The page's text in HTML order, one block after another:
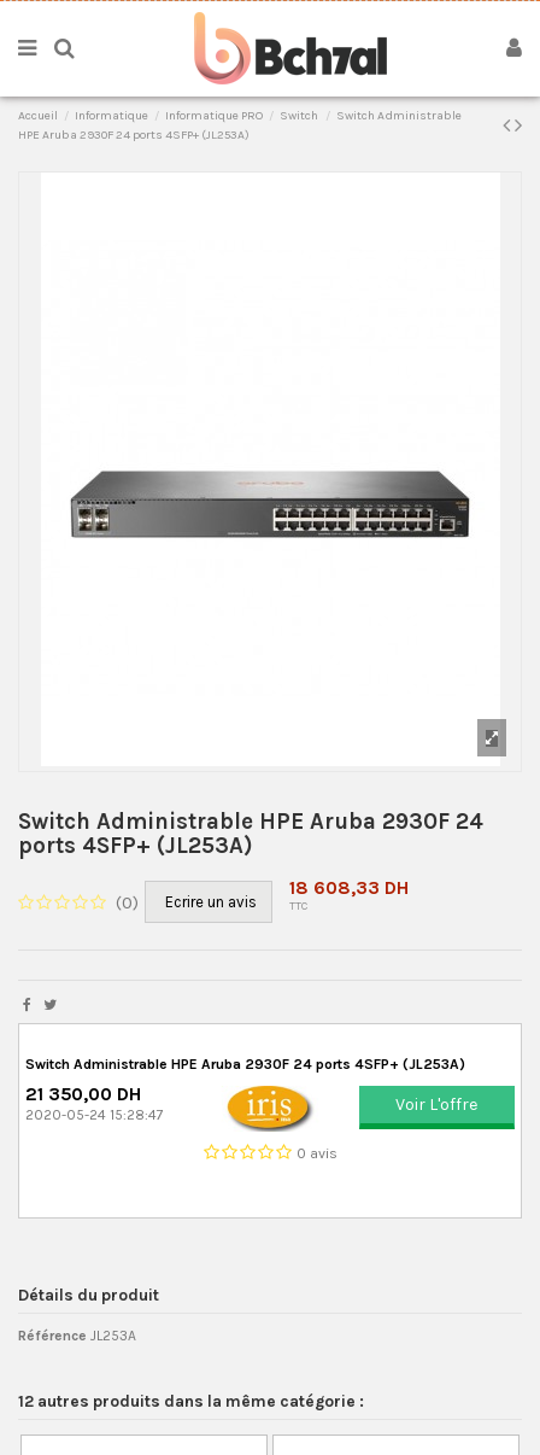
Accueil Informatique Informatique PRO Switch
Switch Administrable
HPE Aruba 2930F 24 ports 4SFP+ (JL253A)
Switch Administrable HPE Aruba 2930F 24
ports 4SFP+ (JL253A)
(0) Ecrire un avis
18 608,33 DH
TTC
Switch Administrable HPE Aruba 2930F 24 ports 4SFP+ (JL253A)
21 350,00 DH
2020-05-24 15:28:47
0 avis
Voir L'offre
Détails du produit
Référence JL253A
12 autres produits dans la même catégorie :